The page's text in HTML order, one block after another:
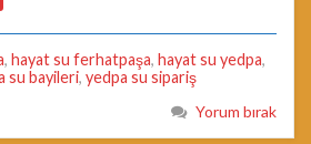
, hayat su ferhatpaşa, hayat su yedpa,
su bayileri, yedpa su sipariş
Yorum bırak